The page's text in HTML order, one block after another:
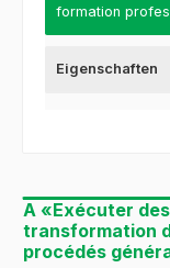
formation
Eigenschaften
A «Exécuter
transformation
procédés